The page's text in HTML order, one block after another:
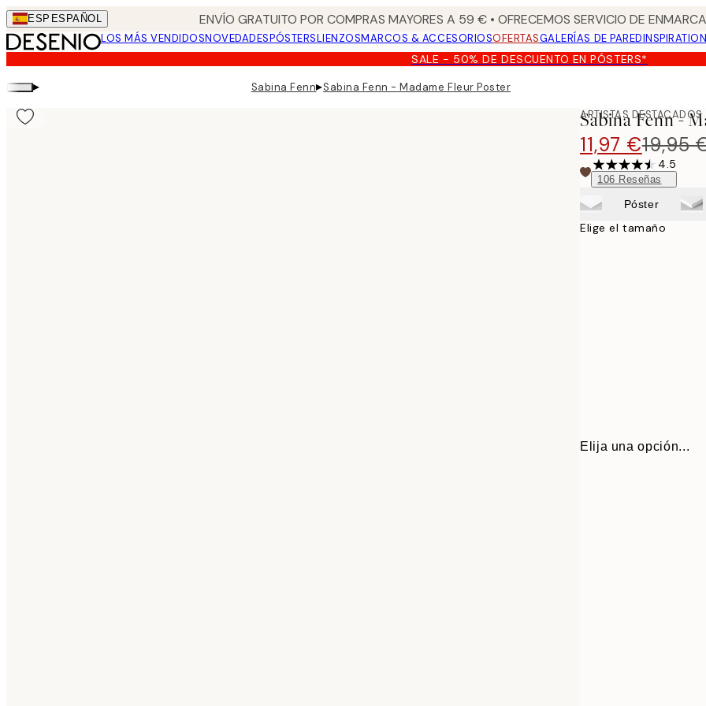
Skip
to
main
content.
ESP ESPAÑOL ENVÍO GRATUITO POR COMPRAS MAYORES A 59 € • OFRECEMOS SERVICIO DE
LOS MÁS VENDIDOSNOVEDADESPÓSTERSLIENZOSMARCOS & ACCESORIOSOFERTASGALERÍAS DE PARED
SALE - 50% DE DESCUENTO EN PÓSTERS*
▸ Sabina Fenn▸Sabina Fenn - Madame Fleur Poster
ARTISTAS DESTACADOS
Sabina Fenn -
11,97 €19,95
4.5
106 Reseñas
Póster
Elige el tamaño
Elija una opción...